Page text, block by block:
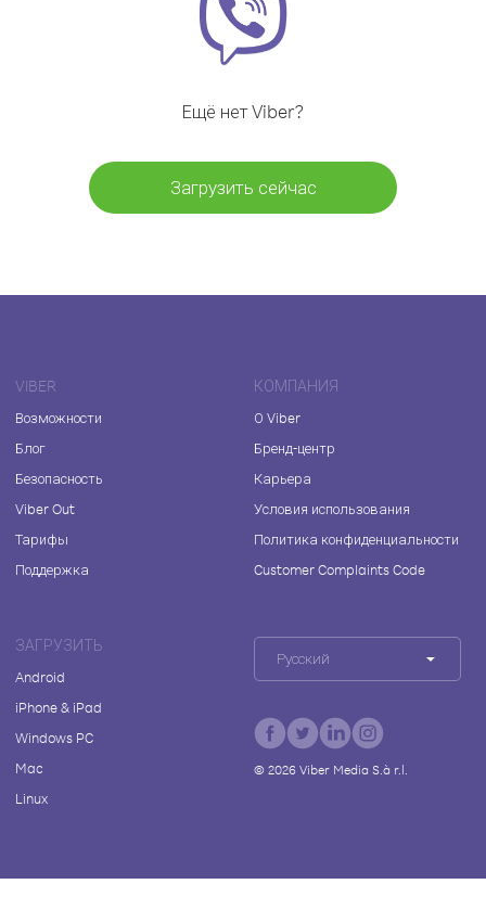
Ещё нет Viber?
Загрузить сейчас
VIBER
Возможности
Блог
Безопасность
Viber Out
Тарифы
Поддержка
КОМПАНИЯ
О Viber
Бренд-центр
Карьера
Условия использования
Политика конфиденциальности
Customer Complaints Code
ЗАГРУЗИТЬ
Android
iPhone & iPad
Windows PC
Mac
Linux
Русский
© 2026Viber Media S.à r.l.